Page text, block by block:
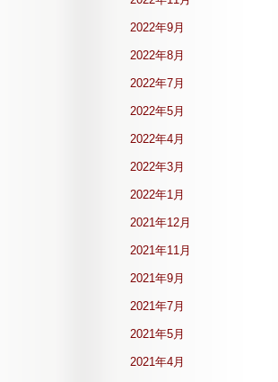
2022年9月
2022年8月
2022年7月
2022年5月
2022年4月
2022年3月
2022年1月
2021年12月
2021年11月
2021年9月
2021年7月
2021年5月
2021年4月